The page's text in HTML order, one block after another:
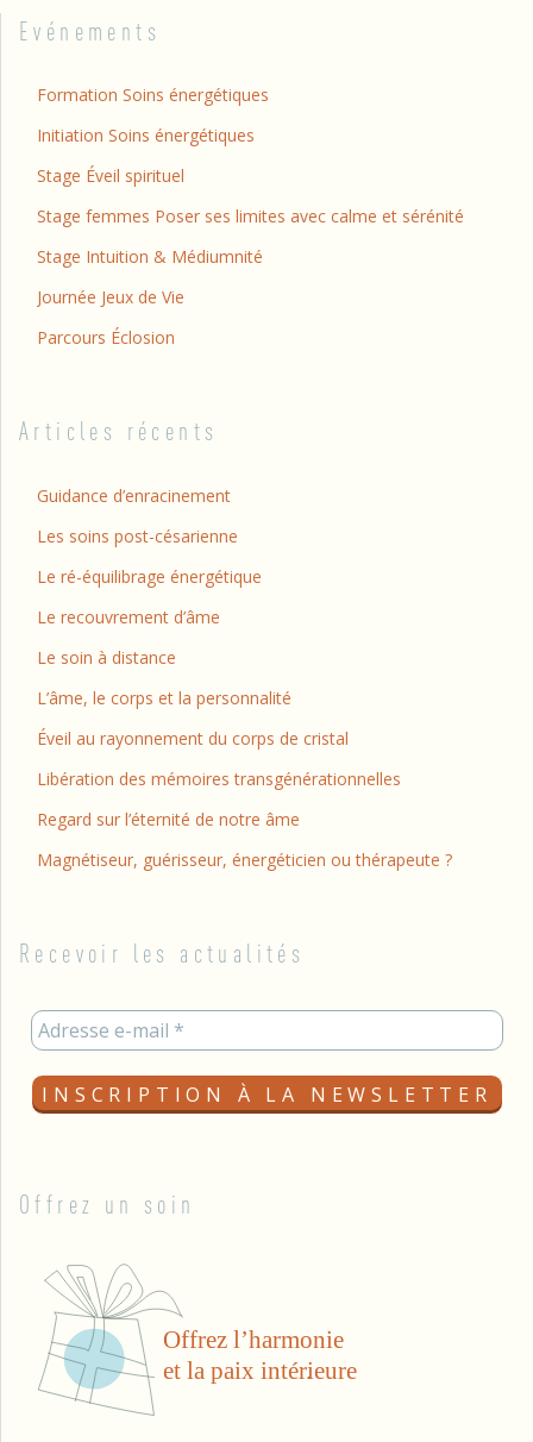
Evénements
Formation Soins énergétiques
Initiation Soins énergétiques
Stage Éveil spirituel
Stage femmes Poser ses limites avec calme et sérénité
Stage Intuition & Médiumnité
Journée Jeux de Vie
Parcours Éclosion
Articles récents
Guidance d’enracinement
Les soins post-césarienne
Le ré-équilibrage énergétique
Le recouvrement d’âme
Le soin à distance
L’âme, le corps et la personnalité
Éveil au rayonnement du corps de cristal
Libération des mémoires transgénérationnelles
Regard sur l’éternité de notre âme
Magnétiseur, guérisseur, énergéticien ou thérapeute ?
Recevoir les actualités
Offrez un soin